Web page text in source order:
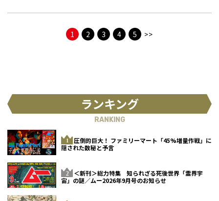
1 2 3 4 5 >>
ランキング
RANKING
圧倒的巨大！ ファミリーマート「45%増量作戦」に
隠された数秘と予言
＜新刊＞総力特集 知られざる死後世界「霊界宇
宙」の謎／ムー2026年9月号のお知らせ